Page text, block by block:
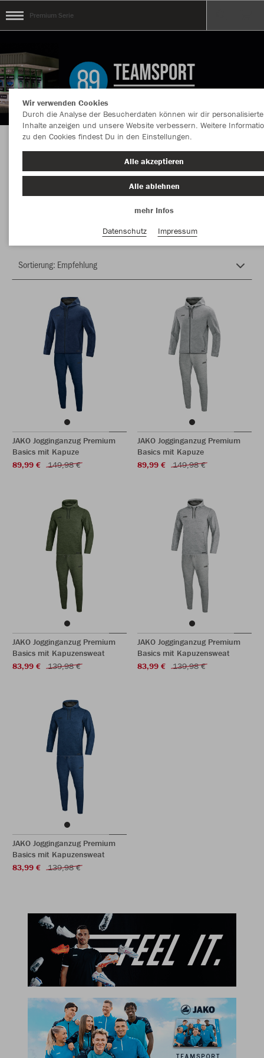
Premium Serie
Herzlich Willkommen im Teamshop Premium
Serie
JAKO Jogginganzug Premium
Basics mit Kapuze
89,99 €
149,98 €
JAKO Jogginganzug Premium
Basics mit Kapuze
89,99 €
149,98 €
JAKO Jogginganzug Premium
Basics mit Kapuzensweat
83,99 €
139,98 €
JAKO Jogginganzug Premium
Basics mit Kapuzensweat
83,99 €
139,98 €
JAKO Jogginganzug Premium
Basics mit Kapuzensweat
83,99 €
139,98 €
Wir verwenden Cookies
Durch die Analyse der Besucherdaten können wir dir personalisierte
Inhalte anzeigen und unsere Website verbessern. Weitere
zu den Cookies findest Du in den Einstellungen.
Alle akzeptieren
Alle ablehnen
mehr Infos
Datenschutz
Impressum